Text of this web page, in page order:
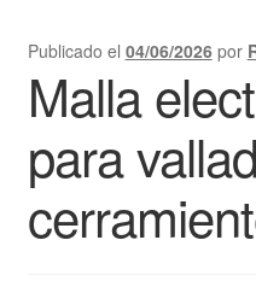
Chapas Seguridad
Chapas Texturadas
Telas Metálicas
Mallas Soldadas
Publicado el 04/06/2026 por
Malla
para